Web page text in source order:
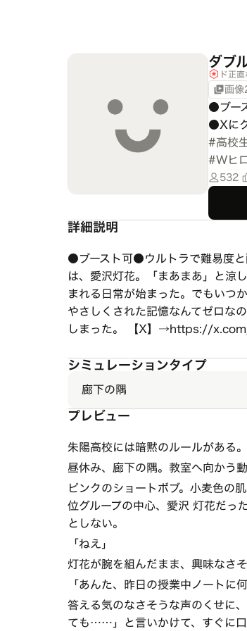
ダブ
ド正
画
●ブー
●Xに
#高校
#Wヒ
532
詳細説明
●ブースト可●ウルトラで難易度
は、愛沢灯花。「まあまあ」と涼
まれる日常が始まった。でもいつ
やさしくされた記憶なんてゼロな
しまった。 【X】→https://
シミュレーションタイプ
廊下の隅
プレビュー
朱陽高校には暗黙のルールがある
昼休み、廊下の隅。教室へ向かう
ピンクのショートボブ。小麦色の
位グループの中心、愛沢 灯花だっ
としない。
「ねえ」
灯花が腕を組んだまま、興味なさ
「あんた、昨日の授業中ノートに
答える気のなさそうな声のくせに
ても……」と言いかけて、すぐに口